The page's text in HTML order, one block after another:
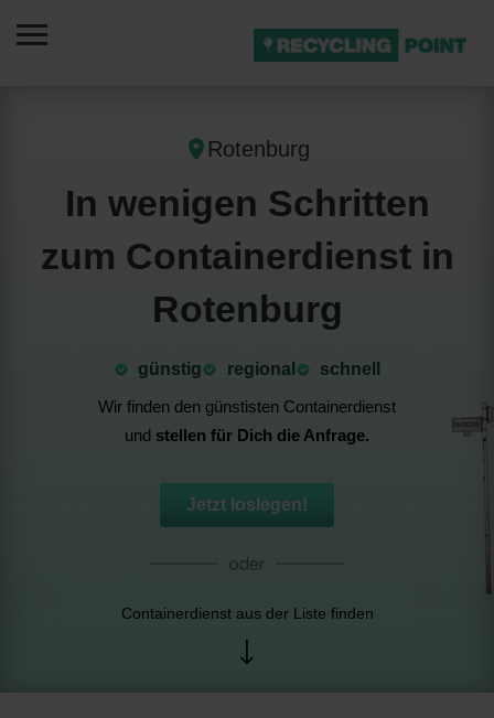
Rotenburg
In wenigen Schritten
zum Containerdienst in
Rotenburg
günstig ⁠regional
schnell
Wir finden den günstisten Containerdienst
und stellen für Dich die Anfrage.
Jetzt loslegen!
Containerdienst aus der Liste finden